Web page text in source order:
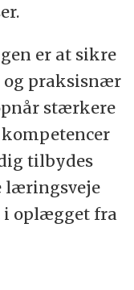
er at sikre
og praksisnær
stærkere
tilbydes
læringsveje
oplægget fra